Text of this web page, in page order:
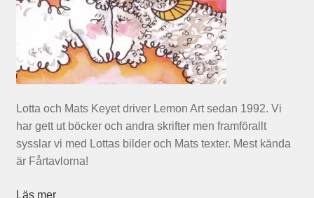
Lotta och Mats Keyet driver Lemon Art sedan 1992. Vi
har gett ut böcker och andra skrifter men framförallt
sysslar vi med Lottas bilder och Mats texter. Mest kända
är Fårtavlorna!
Läs mer